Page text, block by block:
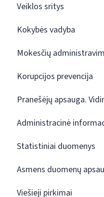
Veiklos sritys
Kokybės vadyba
Mokesčių
Korupcijos prevencija
Pranešėjų apsauga.
Administracinė
Statistiniai duomenys
Asmens duomenų
Viešieji pirkimai